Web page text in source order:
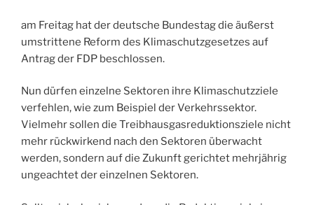
am Freitag hat der deutsche Bundestag die äußerst
umstrittene Reform des Klimaschutzgesetzes auf
Antrag der FDP beschlossen.
Nun dürfen einzelne Sektoren ihre Klimaschutzziele
verfehlen, wie zum Beispiel der Verkehrssektor.
Vielmehr sollen die Treibhausgasreduktionsziele nicht
mehr rückwirkend nach den Sektoren überwacht
werden, sondern auf die Zukunft gerichtet mehrjährig
ungeachtet der einzelnen Sektoren.